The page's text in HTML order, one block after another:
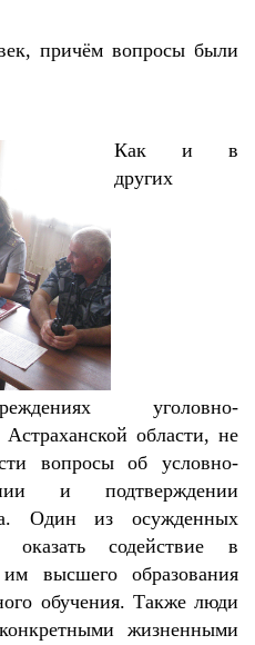
причём вопросы были
Как и в
других
уголовно-
области, не
вопросы об условно-
и подтверждении
Один из осужденных
оказать содействие в
высшего образования
обучения. Также люди
жизненными